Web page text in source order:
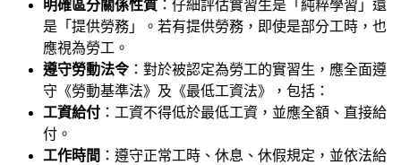
明確區分關係性質 ：仔細評估實習生是「純粹學習」還
是「提供勞務」。若有提供勞務，即使是部分工時，也
應視為勞工。
遵守勞動法令 ：對於被認定為勞工的實習生，應全面遵
守《勞動基準法》及《最低工資法》，包括：
工資給付 ：工資不得低於最低工資，並應全額、直接給
付。
工作時間 ：遵守正常工時、休息、休假規定，並依法給